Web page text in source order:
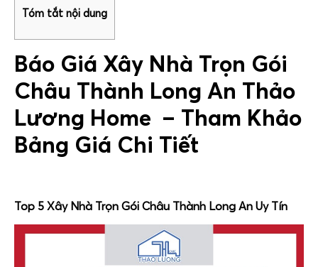
Tóm tắt nội dung
Báo Giá Xây Nhà Trọn Gói
Châu Thành Long An Thảo
Lương Home – Tham Khảo
Bảng Giá Chi Tiết
Top 5 Xây Nhà Trọn Gói Châu Thành Long An Uy Tín